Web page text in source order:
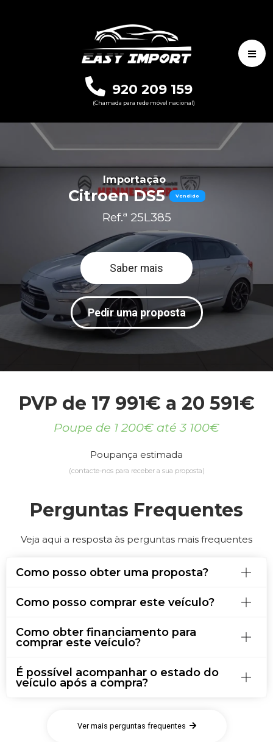
920 209 159
(Chamada para rede móvel nacional)
Importação
Citroen DS5 Vendido
Ref.ª 25L385
Saber mais
Pedir uma proposta
PVP de 17 991€ a 20 591€
Poupe de 1 200€ até 3 100€
Poupança estimada
(contacte-nos para receber a sua proposta)
Perguntas Frequentes
Veja aqui a resposta às perguntas mais frequentes
Como posso obter uma proposta?
Como posso comprar este veículo?
Como obter financiamento para
comprar este veículo?
É possível acompanhar o estado do
veículo após a compra?
Ver mais perguntas frequentes